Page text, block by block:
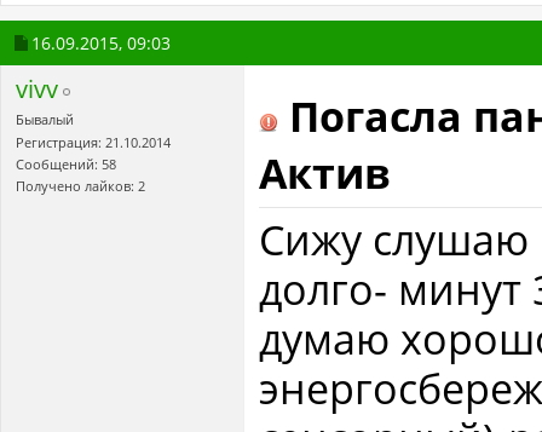
16.09.2015, 09:03
vivv
Бывалый
Регистрация: 21.10.2014
Сообщений: 58
Получено лайков: 2
Погасла
Актив
Сижу слушаю
долго- минут
думаю